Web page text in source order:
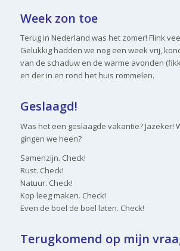
Week zon toe
Terug in Nederland was het zomer! Flink
Gelukkig hadden we nog een week vrij,
van de schaduw en de warme avonden
en der in en rond het huis rommelen.
Geslaagd!
Was het een geslaagde vakantie? Jazeker!
gingen we heen?
Samenzijn. Check!
Rust. Check!
Natuur. Check!
Kop leeg maken. Check!
Even de boel de boel laten. Check!
Terugkomend op mijn